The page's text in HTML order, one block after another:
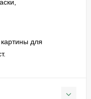
для